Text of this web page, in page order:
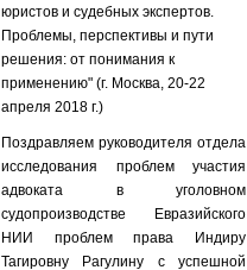
юристов и судебных экспертов.
Проблемы, перспективы и пути
решения: от понимания к
применению" (г. Москва, 20-22
апреля 2018 г.)
Поздравляем руководителя отдела
исследования проблем участия
адвоката в уголовном
судопроизводстве Евразийского
НИИ проблем права Индиру
Тагировну Рагулину с успешной